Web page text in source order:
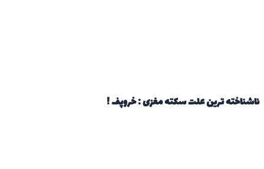
ناشناخته ترین علت سکته مغزی : خروپف !